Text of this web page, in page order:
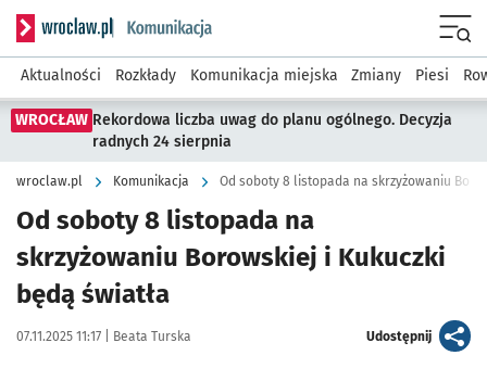
Serwis informacyjny wroclaw.pl podserwis: Komunikacja
Aktualności Rozkłady Komunikacja miejska Zmiany Piesi
WROCŁAW Rekordowa liczba uwag do planu ogólnego. Decyzja
radnych 24 sierpnia
wroclaw.pl Komunikacja Od soboty 8 listopada na skrzyżowaniu
Od soboty 8 listopada na
skrzyżowaniu Borowskiej i Kukuczki
będą światła
Data publikacji:
07.11.2025 11:17 | Autor:
Beata Turska Udostępnijartykuł